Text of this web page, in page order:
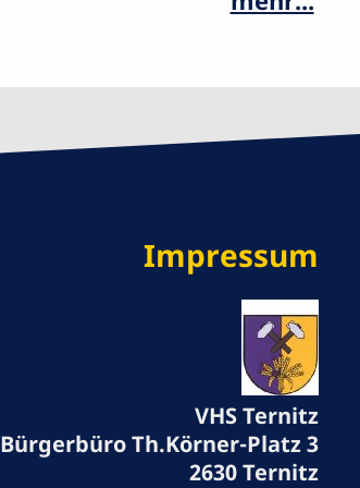
Impressum
VHS Ternitz
Bürgerbüro Th.Körner-Platz 3
2630 Ternitz